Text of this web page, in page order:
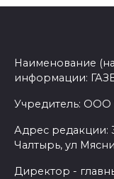
Наименование
информации:
Учредитель:
Адрес редакции:
Чалтырь, ул
Директор -